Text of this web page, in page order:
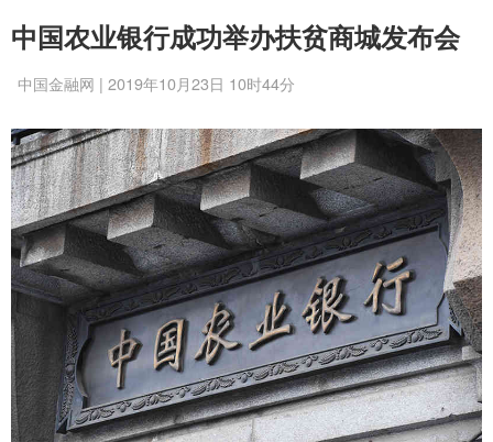
中国农业银行成功举办扶贫商城发布会
中国金融网 | 2019年10月23日 10时44分